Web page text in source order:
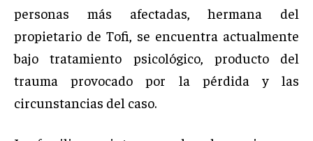
personas más afectadas, hermana del
propietario de Tofi, se encuentra actualmente
bajo tratamiento psicológico, producto del
trauma provocado por la pérdida y las
circunstancias del caso.